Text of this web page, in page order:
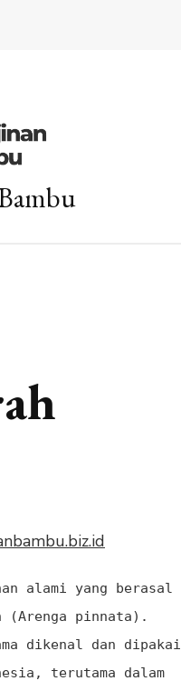
alami yang berasal
(Arenga pinnata).
dikenal dan dipakai
terutama dalam